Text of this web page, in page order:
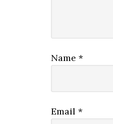
Name *
Email *